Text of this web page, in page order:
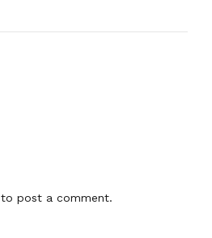
to post a comment.